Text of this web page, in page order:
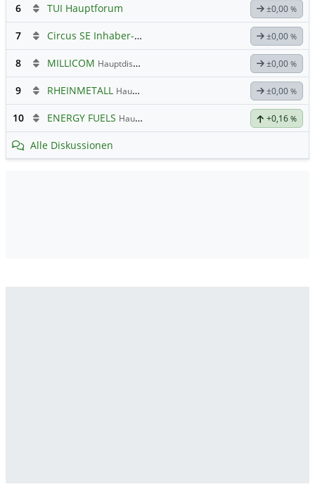
6 TUI Hauptforum ±0,00 %
7 Circus SE Inhaber-Akt ±0,00 %
8 MILLICOM Hauptdiskussion ±0,00 %
9 RHEINMETALL Hauptdiskussion ±0,00 %
10 ENERGY FUELS Hauptdiskussion +0,16 %
Alle Diskussionen